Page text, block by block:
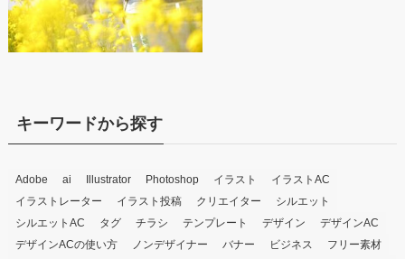
キーワードから探す
Adobe ai Illustrator Photoshop イラスト
イラストAC
イラストレーター
イラスト投稿 クリエイター
シルエット
シルエットAC
タグ チラシ テンプレート デザイン
デザインAC
デザインACの使い方
ノンデザイナー バナー ビジネス
フリー素材